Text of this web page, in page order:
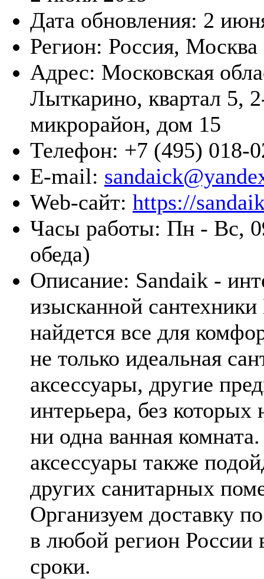
Дата обновления: 2
Регион: Россия, Москва
Адрес: Московская
Лыткарино, квартал 5,
микрорайон, дом 15
Телефон: +7 (495) 018-
E-mail:
Web-сайт: https://
Часы работы: Пн - Вс,
обеда)
Описание: Sandaik -
изысканной
найдется все для
не только идеальная
аксессуары, другие
интерьера, без которых
ни одна ванная
аксессуары также
других санитарных
Организуем доставку
в любой регион России
сроки.